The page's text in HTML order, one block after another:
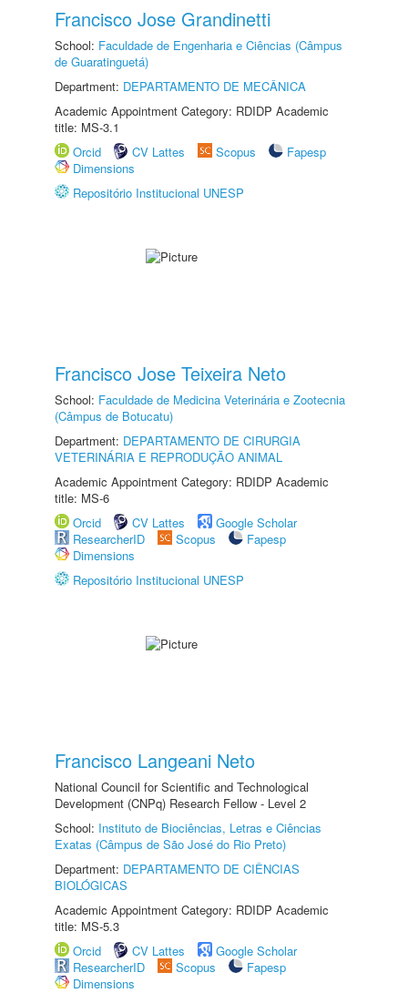
Francisco Jose Grandinetti
School: Faculdade de Engenharia e Ciências (Câmpus
de Guaratinguetá)
Department: DEPARTAMENTO DE MECÂNICA
Academic Appointment Category: RDIDP Academic
title: MS-3.1
Orcid
CV Lattes Scopus
Fapesp
Dimensions
Repositório Institucional UNESP
Francisco Jose Teixeira Neto
School: Faculdade de Medicina Veterinária e Zootecnia
(Câmpus de Botucatu)
Department: DEPARTAMENTO DE CIRURGIA
VETERINÁRIA E REPRODUÇÃO ANIMAL
Academic Appointment Category: RDIDP Academic
title: MS-6
Orcid
CV Lattes
Google Scholar
ResearcherID
Scopus
Fapesp
Dimensions
Repositório Institucional UNESP
Francisco Langeani Neto
National Council for Scientific and Technological
Development (CNPq) Research Fellow - Level 2
School: Instituto de Biociências, Letras e Ciências
Exatas (Câmpus de São José do Rio Preto)
Department: DEPARTAMENTO DE CIÊNCIAS
BIOLÓGICAS
Academic Appointment Category: RDIDP Academic
title: MS-5.3
Orcid
CV Lattes
Google Scholar
ResearcherID
Scopus
Fapesp
Dimensions